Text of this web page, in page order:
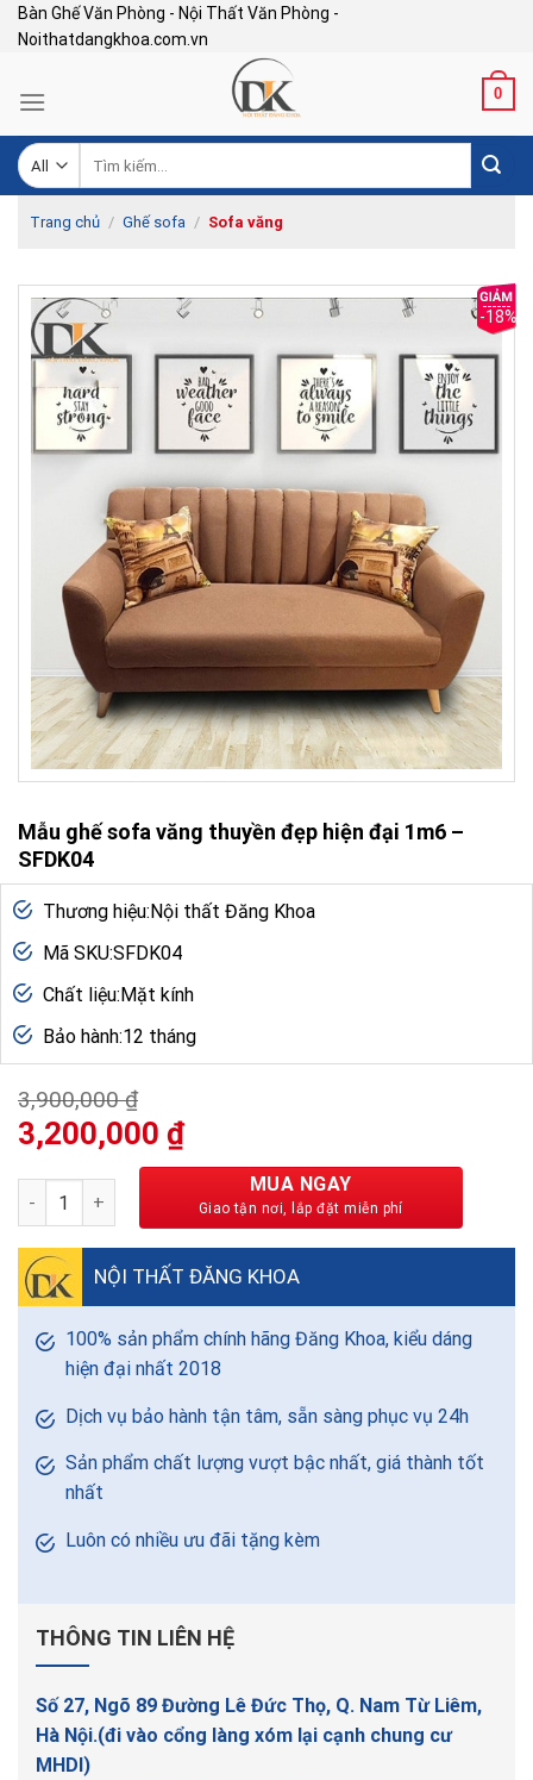
SkipBàn Ghế Văn Phòng - Nội Thất Văn Phòng -
Noithatdangkhoa.com.vn
0
kiếm:
Trang chủ / Ghế sofa / Sofa văng
-18%
Mẫu ghế sofa văng thuyền đẹp hiện đại 1m6 –
SFDK04
Thương hiệu:Nội thất Đăng Khoa
Mã SKU:SFDK04
Chất liệu:Mặt kính
Bảo hành:12 tháng
3,900,000₫
Giá
gốc
là:
3,900,000 ₫.
3,200,000 ₫Giá
tại
là:
3,200,000 ₫.
Mẫu ghế sofa văng thuyền đẹp hiện đại 1m6 - SFDK04 số lượng
MUA NGAY
NỘI THẤT ĐĂNG KHOA
100% sản phẩm chính hãng Đăng Khoa, kiểu dáng
hiện đại nhất 2018
Dịch vụ bảo hành tận tâm, sẵn sàng phục vụ 24h
Sản phẩm chất lượng vượt bậc nhất, giá thành tốt
nhất
Luôn có nhiều ưu đãi tặng kèm
THÔNG TIN LIÊN HỆ
Số 27, Ngõ 89 Đường Lê Đức Thọ, Q. Nam Từ Liêm,
Hà Nội.(đi vào cổng làng xóm lại cạnh chung cư
MHDI)